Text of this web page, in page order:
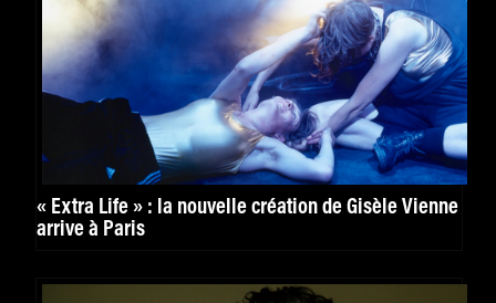
« Extra Life » : la nouvelle création de Gisèle Vienne
arrive à Paris